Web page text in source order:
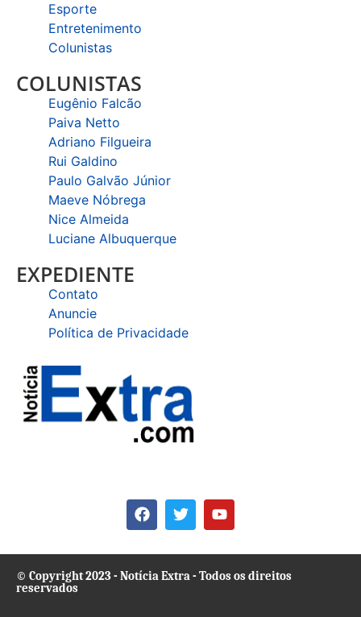
Esporte
Entretenimento
Colunistas
COLUNISTAS
Eugênio Falcão
Paiva Netto
Adriano Filgueira
Rui Galdino
Paulo Galvão Júnior
Maeve Nóbrega
Nice Almeida
Luciane Albuquerque
EXPEDIENTE
Contato
Anuncie
Política de Privacidade
© Copyright 2023 - Notícia Extra - Todos os direitos
reservados